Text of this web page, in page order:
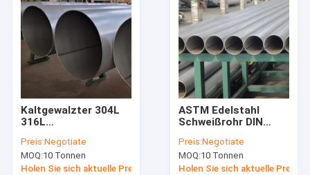
Kaltgewalzter 304L
316L
439 436
Warmgewalzt
Preis:Negotiate
MOQ:10 Tonnen
Holen Sie sich aktuelle Preis
ASTM Edelstahl
Schweißrohr DIN
310S 316 317 347
201 202
Preis:Negotiate
MOQ:10 Tonnen
Holen Sie sich aktuelle Preis